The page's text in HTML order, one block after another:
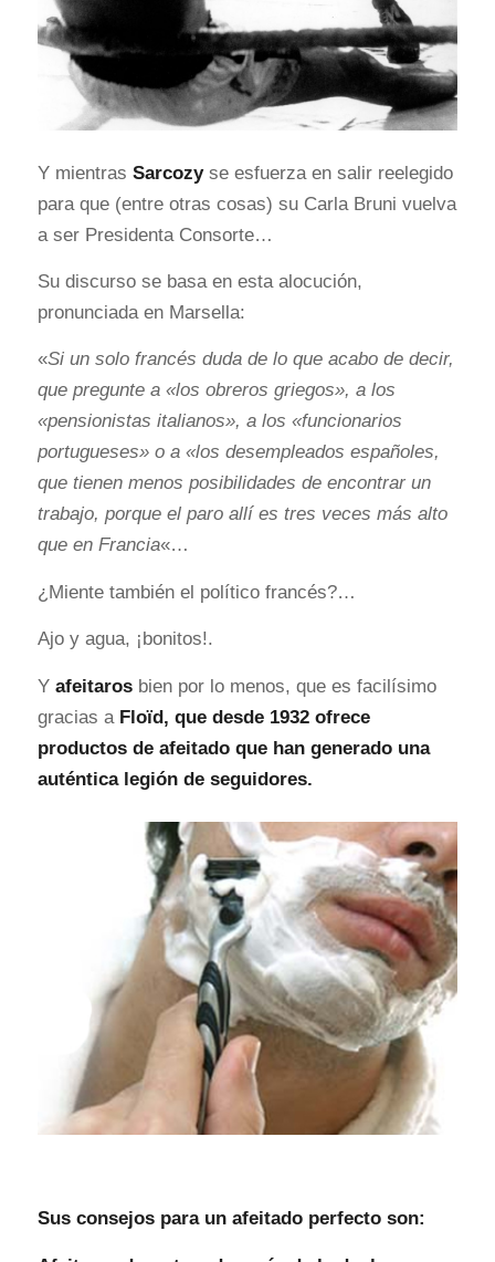
Y mientras Sarcozyse esfuerza en salir reelegido
para que (entre otras cosas) su Carla Bruni vuelva
a ser Presidenta Consorte…
Su discurso se basa en esta alocución,
pronunciada en Marsella:
«Si un solo francés duda de lo que acabo de decir,
que pregunte a «los obreros griegos», a los
«pensionistas italianos», a los «funcionarios
portugueses» o a «los desempleados españoles,
que tienen menos posibilidades de encontrar un
trabajo, porque el paro allí es tres veces más alto
que en Francia«…
¿Miente también el político francés?…
Ajo y agua, ¡bonitos!.
Y afeitarosbien por lo menos, que es facilísimo
gracias a Floïd, que desde 1932 ofrece
productos de afeitado que han generado una
auténtica legión de seguidores.
Sus consejos para un afeitado perfectoson: